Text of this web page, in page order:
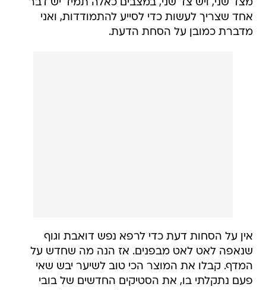
מצד שני, ויש צד שני, במצבים כאלה תמיד יש דבר
אחד שצריך לעשות כדי לסייע להתמודדות, ואני
מדברת כמובן על הסחת הדעת.
אין על הסחות דעת כדי לרפא נפש דואבת וגוף
שנאפה לאט לאט מבפנים. אז הנה מה שחדש על
המדף. קבלו את המוצר הכי טוב לשיער יבש שאי
פעם נתקלתי בו, את הסטיקים החדשים של בובי